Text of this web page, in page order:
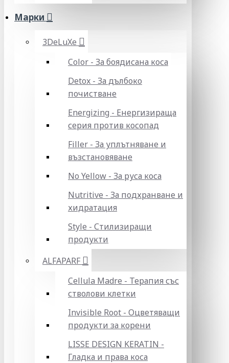
Марки
3DeLuXe
Color - За боядисана коса
Detox - За дълбоко
почистване
Energizing - Енергизираща
серия против косопад
Filler - За уплътняване и
възстановяване
No Yellow - За руса коса
Nutritive - За подхранване и
хидратация
Style - Стилизиращи
продукти
ALFAPARF
Cellula Madre - Терапия със
стволови клетки
Invisible Root - Оцветяващи
продукти за корени
LISSE DESIGN KERATIN -
Гладка и права коса